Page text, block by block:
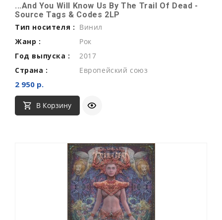
...And You Will Know Us By The Trail Of Dead -
Source Tags & Codes 2LP
Тип носителя : Винил
Жанр :
Рок
Год выпуска :
2017
Страна :
Европейский союз
2 950 р.
В Корзину